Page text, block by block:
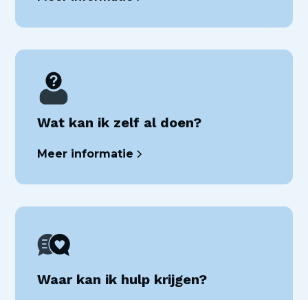
Wat kan ik zelf al doen?
Meer informatie
Waar kan ik hulp krijgen?